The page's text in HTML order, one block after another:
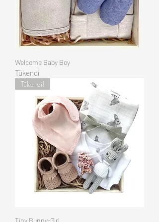
Welcome Baby Boy
Tükendi
Tükendi!
Tiny Bunny-Girl